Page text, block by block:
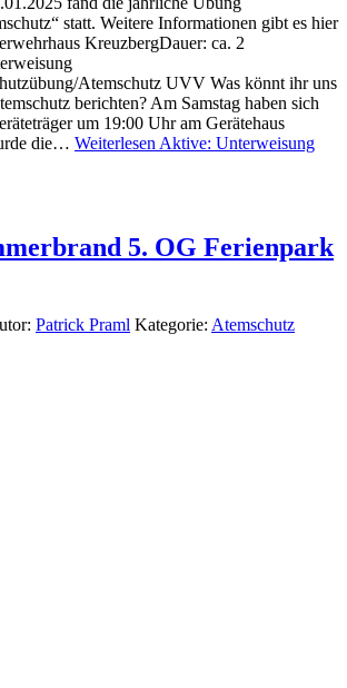
statt. Weitere Informationen gibt es hier
KreuzbergDauer: ca. 2
Atemschutz UVV Was könnt ihr uns
berichten? Am Samstag haben sich
um 19:00 Uhr am Gerätehaus
die… Weiterlesen Aktive: Unterweisung
5. OG Ferienpark
Patrick Praml Kategorie: Atemschutz